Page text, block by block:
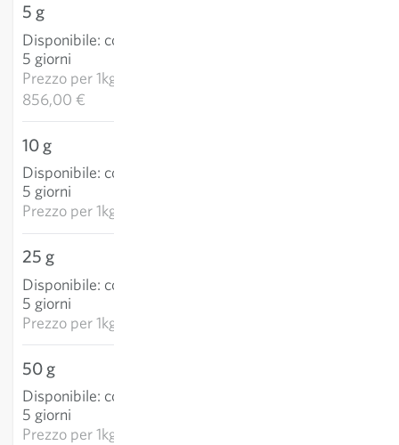
5 g
Disponibile: consegna 3-
5 giorni
Prezzo per1kg:
856,00 €
10 g
Disponibile: consegna 3-
5 giorni
Prezzo per1kg: 625,95 €
25 g
Disponibile: consegna 3-
5 giorni
Prezzo per1kg: 389,48 €
50 g
Disponibile: consegna 3-
5 giorni
Prezzo per1kg: 311,37 €